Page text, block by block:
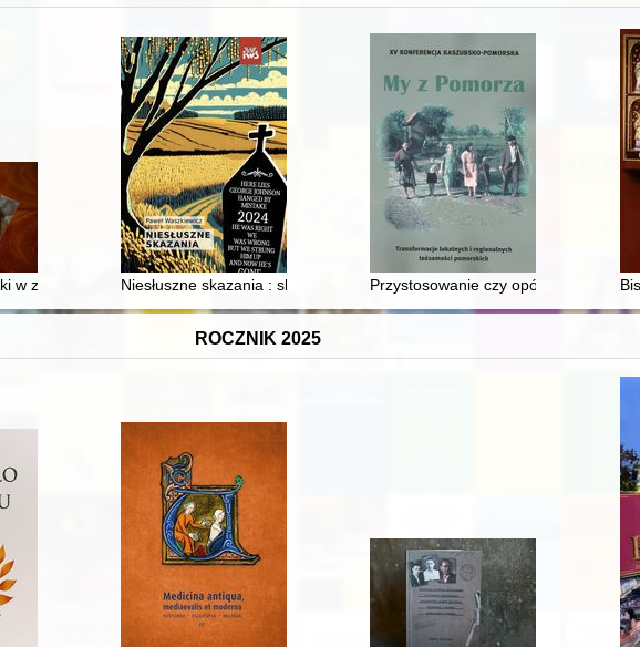
w zbiorach Muzeum Regionalnego w Krasnymstawie : katalog wystawy
Niesłuszne skazania : skala zjawiska i jego przyczyny w świetle wyników
Przystosowanie czy opór? : postawy
ROCZNIK 2025